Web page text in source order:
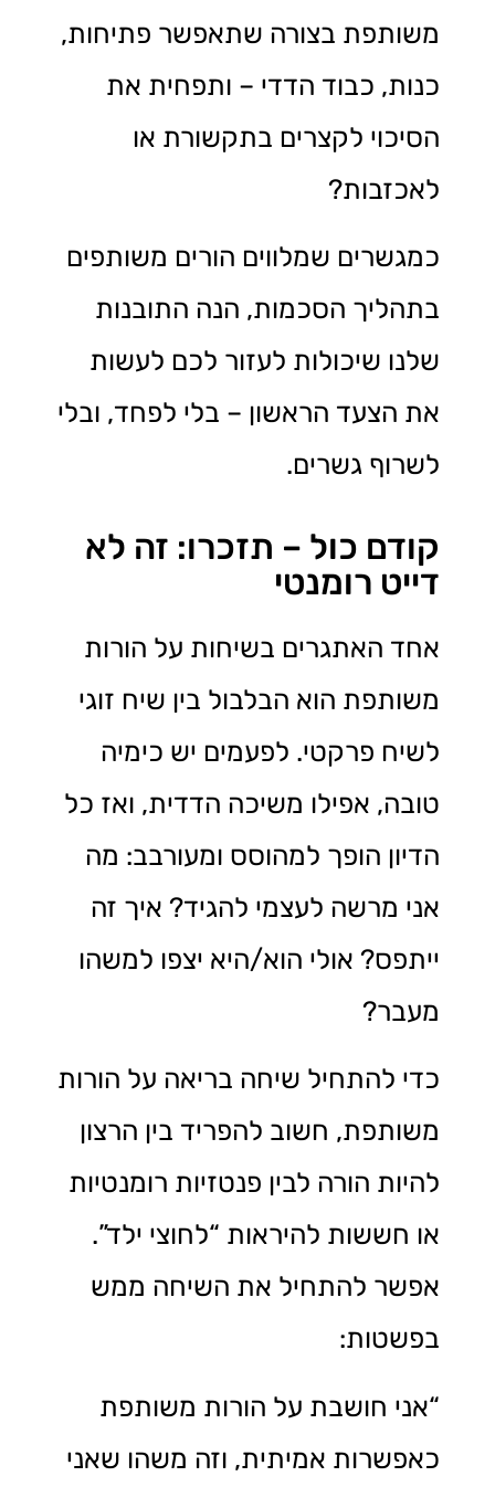
משותפת בצורה שתאפשר פתיחות,
כנות, כבוד הדדי – ותפחית את
הסיכוי לקצרים בתקשורת או
לאכזבות?
כמגשרים שמלווים הורים משותפים
בתהליך הסכמות, הנה התובנות
שלנו שיכולות לעזור לכם לעשות
את הצעד הראשון – בלי לפחד, ובלי
לשרוף גשרים.
קודם כול – תזכרו: זה לא
דייט רומנטי
אחד האתגרים בשיחות על הורות
משותפת הוא הבלבול בין שיח זוגי
לשיח פרקטי. לפעמים יש כימיה
טובה, אפילו משיכה הדדית, ואז כל
הדיון הופך למהוסס ומעורבב: מה
אני מרשה לעצמי להגיד? איך זה
ייתפס? אולי הוא/היא יצפו למשהו
מעבר?
כדי להתחיל שיחה בריאה על הורות
משותפת, חשוב להפריד בין הרצון
להיות הורה לבין פנטזיות רומנטיות
או חששות להיראות “לחוצי ילד”.
אפשר להתחיל את השיחה ממש
בפשטות:
“אני חושבת על הורות משותפת
כאפשרות אמיתית, וזה משהו שאני